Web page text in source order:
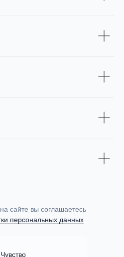
сайте вы соглашаетесь
персональных данных